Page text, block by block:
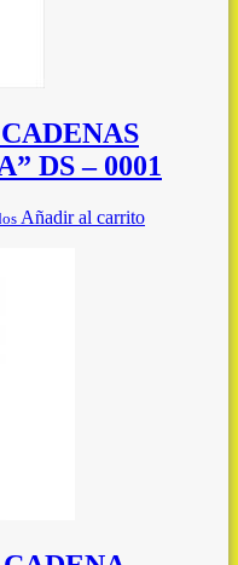
DS – 0001
Añadir al carrito